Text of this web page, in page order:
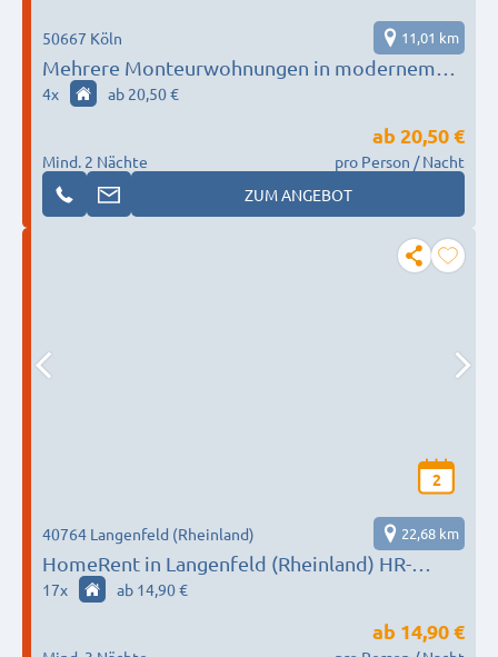
Mehrere Monteurwohnungen in modernem
Neubau mit Terasse und Balkon
50667 Köln 11,01 km
4x ab 20,50 €
Mind. 2 Nächte
ab 20,50 €
pro Person / Nacht
ZUM ANGEBOT
2
HomeRent in Langenfeld (Rheinland) HR-
29333-langenfeld
40764 Langenfeld (Rheinland) 22,68 km
17x ab 14,90 €
ab 14,90 €